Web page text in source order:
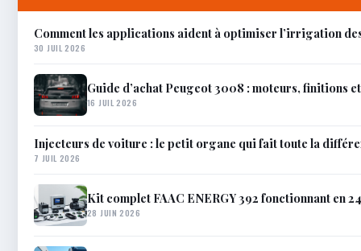
Comment les applications aident à optimiser l’irrigation
30 JUIL 2026
Guide d’achat Peugeot 3008 : moteurs, finitions
16 JUIL 2026
Injecteurs de voiture : le petit organe qui fait toute la
7 JUIL 2026
Kit complet FAAC ENERGY 392 fonctionnant en
28 JUIN 2026